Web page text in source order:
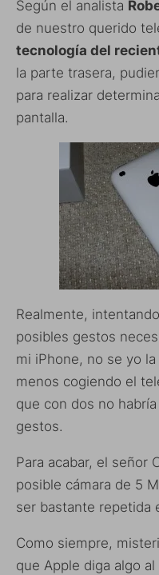
Según el analista
de nuestro querido
tecnología del
la parte trasera,
para realizar
pantalla.
Realmente,
posibles gestos
mi iPhone, no se yo
menos cogiendo el
que con dos no
gestos.
Para acabar, el señor
posible cámara de 5
ser bastante repetida
Como siempre,
que Apple diga algo